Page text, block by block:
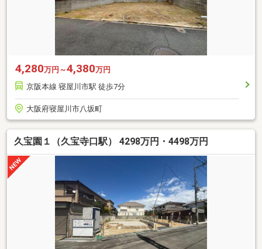
4,280万円～4,380万円
京阪本線 寝屋川市駅 徒歩7分
大阪府寝屋川市八坂町
久宝園１（久宝寺口駅） 4298万円・4498万円